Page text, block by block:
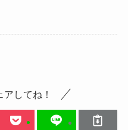
してね！